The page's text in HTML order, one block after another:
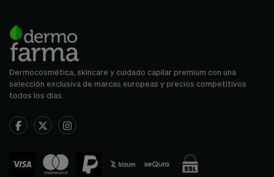
Dermocosmética, skincare y cuidado capilar premium con una
selección exclusiva de marcas europeas y precios competitivos
todos los días.